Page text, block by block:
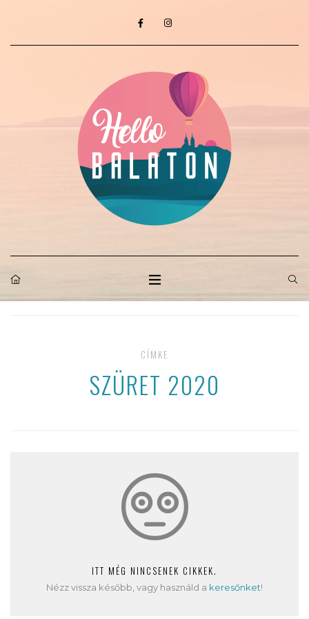
CÍMKE
SZÜRET 2020
ITT MÉG NINCSENEK CIKKEK.
Nézz vissza később, vagy használd a keresőnket!